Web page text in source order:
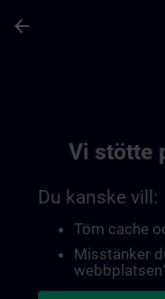
arrow_back
Vi stötte
Du kanske vill:
Töm cache
Misstänker